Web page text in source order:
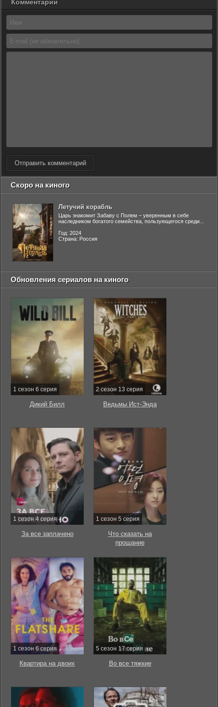
Комментарии
Отправить комментарий
Скоро на киного
Летучий корабль
Царь знакомит Забаву с Полем – уверенным в себе
наследником богатого семейства, пользующегося среди...
Год: 2024
Страна: Россия
Обновления сериалов на киного
1 сезон 6 серия
Дикий Билл
2 сезон 13 серия
Ведьмы Ист-Энда
1 сезон 4 серия
За все заплачено
1 сезон 5 серия
Что сказать на
прощание
1 сезон 6 серия
Квартира на двоих
5 сезон 17 серия
Во все тяжкие